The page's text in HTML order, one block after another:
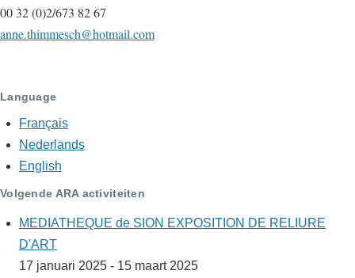
00 32 (0)2/673 82 67
anne.thimmesch@hotmail.com
Language
Français
Nederlands
English
Volgende ARA activiteiten
MEDIATHEQUE de SION EXPOSITION DE RELIURE
D'ART
17 januari 2025 - 15 maart 2025